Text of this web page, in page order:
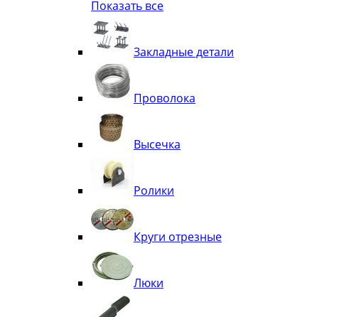
Квадрат
Труба декоративная
Элементы орнамента из квадрата, трубы
Узоры
Лавки
Показать все
Закладные детали
Проволока
Высечка
Ролики
Круги отрезные
Люки